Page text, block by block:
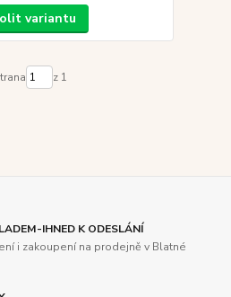
variantu
z 1
IHNED K ODESLÁNÍ
i zakoupení na prodejně v Blatné